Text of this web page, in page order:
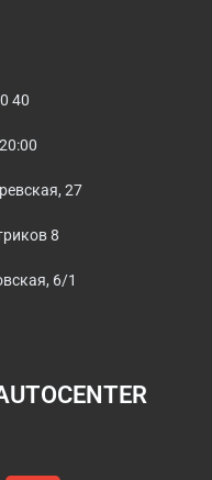
40
27
8
6/1